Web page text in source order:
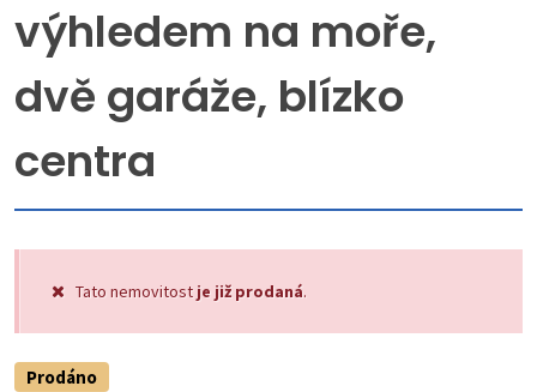
výhledem na moře,
dvě garáže, blízko
centra
Tato nemovitost je již prodaná.
Prodáno